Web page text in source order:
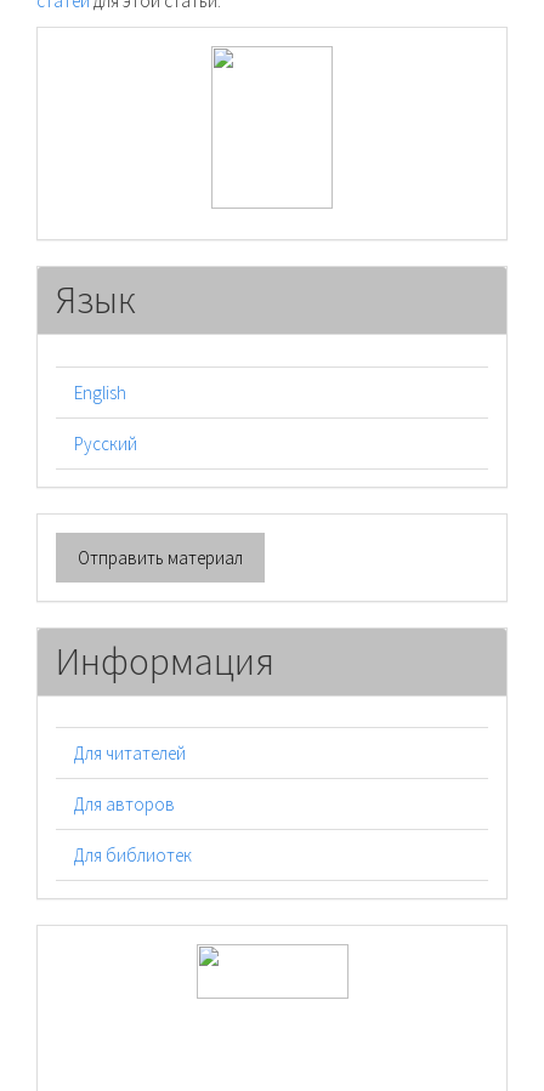
Язык
English
Русский
Отправить
материал
Отправить материал
Информация
Для читателей
Для авторов
Для библиотек